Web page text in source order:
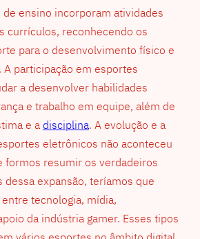
ensino incorporam atividades
currículos, reconhecendo os
para o desenvolvimento físico e
A participação em esportes
a desenvolver habilidades
e trabalho em equipe, além de
e a disciplina. A evolução e a
eletrônicos não aconteceu
formos resumir os verdadeiros
dessa expansão, teríamos que
tecnologia, mídia,
da indústria gamer. Esses tipos